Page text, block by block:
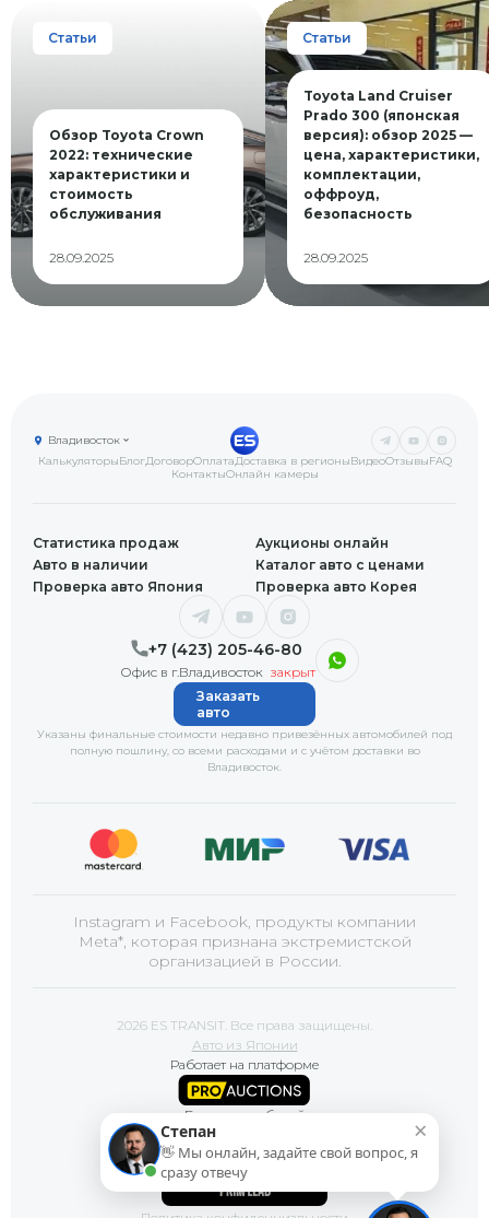
Статьи
Обзор Toyota Crown
2022: технические
характеристики и
стоимость
обслуживания
28.09.2025
Статьи
Toyota Land Cruiser
Prado 300 (японская
версия): обзор 2025 —
цена, характеристики,
комплектации,
оффроуд,
безопасность
28.09.2025
КалькуляторыБлогДоговорОплата Доставка в регионыВидеоОтзывыFAQ
КонтактыОнлайн камеры
Владивосток
+7 (423) 205-46-80
Офис в г.Владивосток закрыт
Статистика продаж
Аукционы онлайн
Авто в наличии
Каталог авто с ценами
Проверка авто Япония
Проверка авто Корея
Указаны финальные стоимости недавно привезённых автомобилей под
полную пошлину, со всеми расходами и с учётом доставки во
Владивосток
Заказать
авто
Instagram и Facebook, продукты компании
Meta*, которая признана экстремистской
организацией в России.
2026 ES TRANSIT. Все права защищены.
Авто из Японии
Работает на платформе
Базы автомобилей
Сайт продвигает
×
Степан
👋 Мы онлайн, задайте свой вопрос, я
сразу отвечу